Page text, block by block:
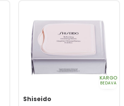
KARGO
BEDAVA
Shiseido